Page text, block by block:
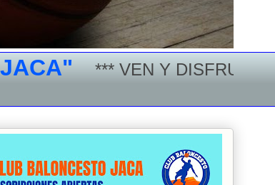
*** VEN Y DISFRUTA DEL